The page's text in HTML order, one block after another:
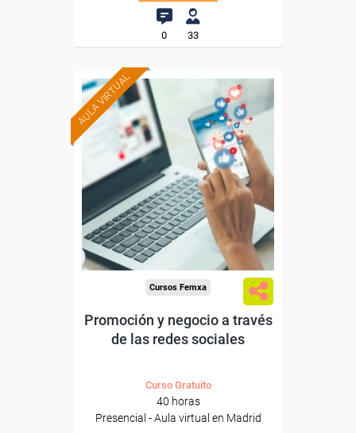
0 33
AULA VIRTUAL Formación 100%
subvencionada.
Para trabajadores y
autónomos de Madrid.
Para todos los sectores.
Cursos Femxa
Promoción y negocio a través
de las redes sociales
Curso Gratuito
40 horas
Presencial - Aula virtual en Madrid